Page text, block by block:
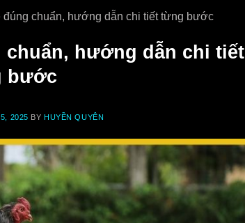
đúng chuẩn, hướng dẫn chi tiết từng bước
chuẩn, hướng dẫn chi tiết
bước
2025 BYHUYỀN QUYÊN